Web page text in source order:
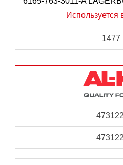
Используется
1477